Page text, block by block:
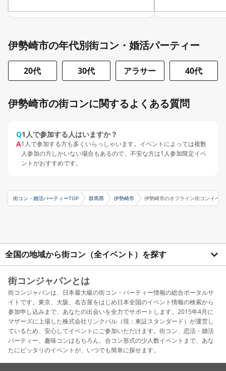
伊勢崎市の年代別街コン・婚活パーティー
20代 30代 アラサー 40代
伊勢崎市の街コンに関するよくある質問
Q1人で参加する人はいますか？
A1人で参加する方も多くいらっしゃいます。イベントによっては複数
人参加の方しかいない場合もあるので、不安な方は1人参加限定イベ
ントがおすすめです。
街コン・婚活パーティーTOP 群馬県 伊勢崎市 伊勢崎市のオフライン街コンイベ
全国の地域から街コン（全イベント）を探す
街コンジャパンとは
街コンジャパンは、日本最大級の街コン・パーティー情報の総合ポータルサ
イトです。東京、大阪、名古屋をはじめ日本全国のイベント情報の検索から
参加申し込みまで、あなたの出会いを全力でサポートします。2015年4月に
マザーズに上場した株式会社リンクバル（現：東証スタンダード）が運営し
ているため、安心してイベントにご参加いただけます。街コン、恋活・婚活
パーティー、趣味コンはもちろん、合コン形式の少人数イベントまで、あな
たにピッタリのイベントが、いつでも簡単に探せます。